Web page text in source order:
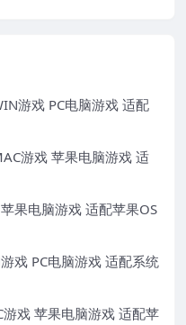
游戏 PC电脑游戏 适配
游戏 苹果电脑游戏 适
果电脑游戏 适配苹果OS
戏 PC电脑游戏 适配系统
戏 苹果电脑游戏 适配苹